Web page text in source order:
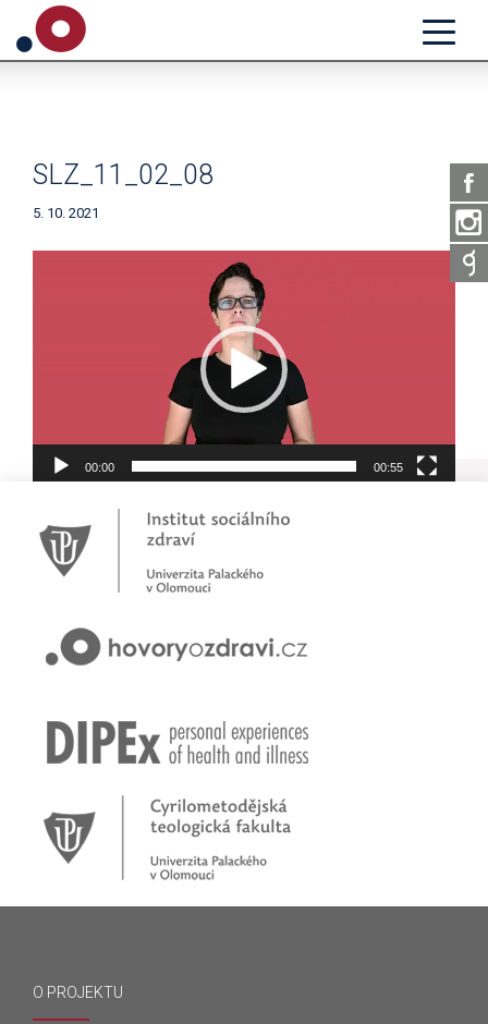
SLZ_11_02_08
5. 10. 2021
00:00 00:55
Novinky
Přihlašte se na první online workshop na téma stárnoucí
Zkušenosti rodičů dětí s epilepsií
Začínáme nové téma! Sluchová vada u dětí
O PROJEKTU